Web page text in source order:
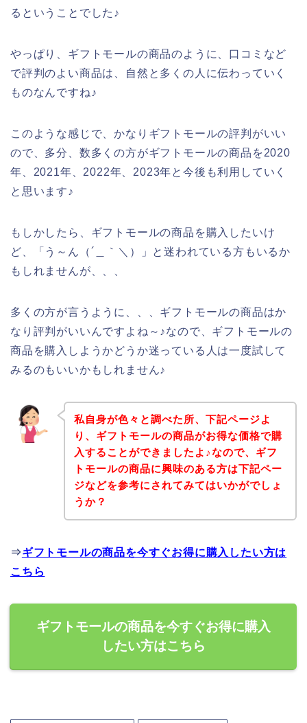
るということでした♪
やっぱり、ギフトモールの商品のように、口コミなど
で評判のよい商品は、自然と多くの人に伝わっていく
ものなんですね♪
このような感じで、かなりギフトモールの評判がいい
ので、多分、数多くの方がギフトモールの商品を2020
年、2021年、2022年、2023年と今後も利用していく
と思います♪
もしかしたら、ギフトモールの商品を購入したいけ
ど、「う～ん（´＿｀＼）」と迷われている方もいるか
もしれませんが、、、
多くの方が言うように、、、ギフトモールの商品はか
なり評判がいいんですよね～♪なので、ギフトモールの
商品を購入しようかどうか迷っている人は一度試して
みるのもいいかもしれません♪
私自身が色々と調べた所、下記ページよ
り、ギフトモールの商品がお得な価格で購
入することができましたよ♪なので、ギフ
トモールの商品に興味のある方は下記ペー
ジなどを参考にされてみてはいかがでしょ
うか？
⇒ギフトモールの商品を今すぐお得に購入したい方は
こちら
ギフトモールの商品を今すぐお得に購入
したい方はこちら